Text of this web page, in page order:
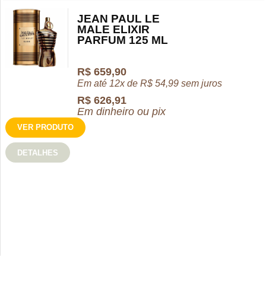
JEAN PAUL LE
MALE ELIXIR
PARFUM 125 ML
R$ 659,90
Em até 12x deR$ 54,99 sem juros
R$ 626,91
Em dinheiro ou pix
VER PRODUTO
DETALHES